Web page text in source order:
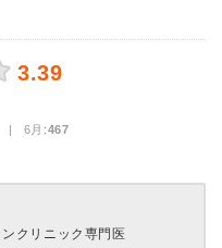
3.39
| 6月:467
クリニック専門医